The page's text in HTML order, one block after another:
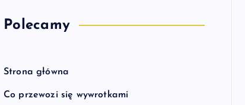
Polecamy
Strona główna
Co przewozi się wywrotkami